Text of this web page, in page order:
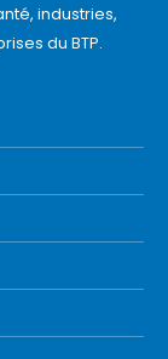
industries,
du BTP.